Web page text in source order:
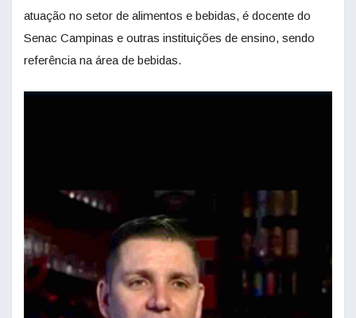
atuação no setor de alimentos e bebidas, é docente do
Senac Campinas e outras instituições de ensino, sendo
referência na área de bebidas.